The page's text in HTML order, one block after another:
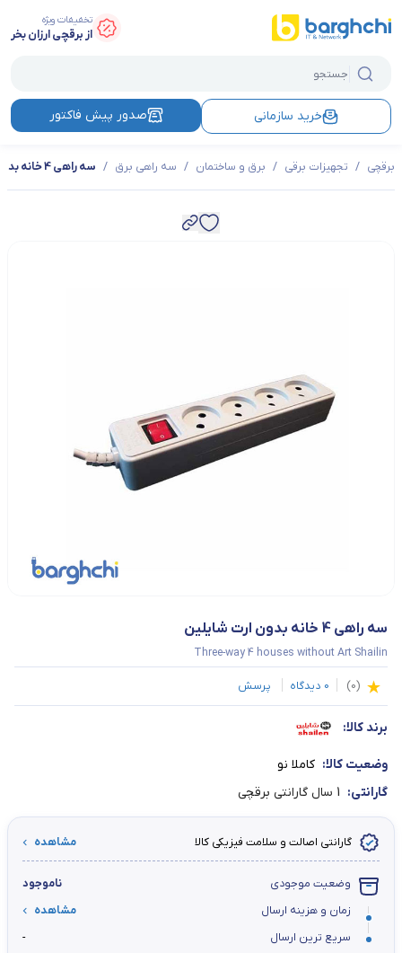
تخفیفات ویژه
از برقچی ارزان بخر
خرید سازمانی صدور پیش فاکتور
برقچی / تجهیزات برقی / برق و ساختمان / سه راهی برق / سه راهی 4 خانه بدون ارت شایلین
سه راهی 4 خانه بدون ارت شایلین
Three-way 4 houses without Art Shailin
(
0
)
0 دیدگاه پرسش
برند کالا:
وضعیت کالا: کاملا نو
گارانتی: 1 سال گارانتی برقچی
گارانتی اصالت و سلامت فیزیکی کالا مشاهده
وضعیت موجودی
ناموجود
زمان و هزینه ارسال
مشاهده
سریع ترین ارسال
-